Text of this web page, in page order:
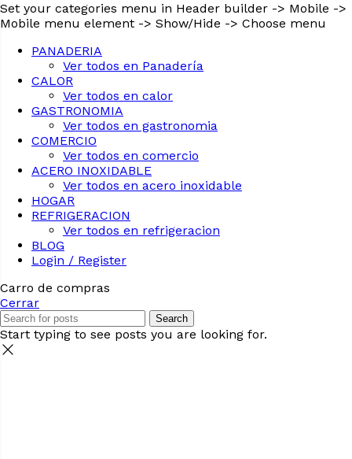
Set your categories menu in Header builder -> Mobile ->
Mobile menu element -> Show/Hide -> Choose menu
PANADERIA
Ver todos en Panadería
CALOR
Ver todos en calor
GASTRONOMIA
Ver todos en gastronomia
COMERCIO
Ver todos en comercio
ACERO INOXIDABLE
Ver todos en acero inoxidable
HOGAR
REFRIGERACION
Ver todos en refrigeracion
BLOG
Login / Register
Carro de compras
Cerrar
Search
Start typing to see posts you are looking for.